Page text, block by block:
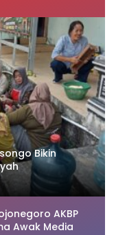
Bikin
AKBP
Awak Media